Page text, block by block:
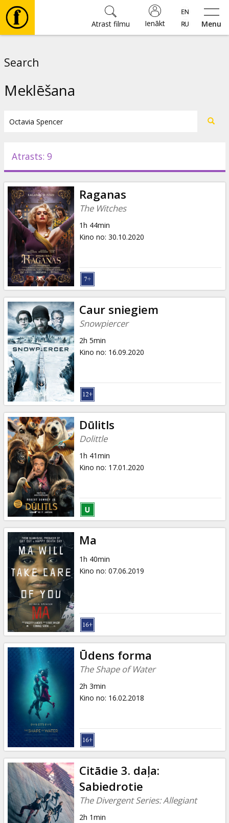
Menu
Ienākt
Atrast filmu
Pasākumi
Ziņas
Dāvanu
kartes
Uzkodas
B2B
Kino
Klubs
Search
Meklēšana
Atrasts: 9
Raganas
The Witches
1h 44min
Kino no: 30.10.2020
Caur sniegiem
Snowpiercer
2h 5min
Kino no: 16.09.2020
Dūlitls
Dolittle
1h 41min
Kino no: 17.01.2020
Ma
1h 40min
Kino no: 07.06.2019
Ūdens forma
The Shape of Water
2h 3min
Kino no: 16.02.2018
Citādie 3. daļa:
Sabiedrotie
The Divergent Series: Allegiant
2h 1min